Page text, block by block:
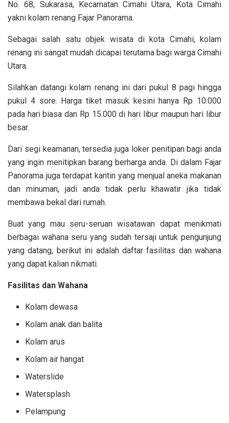
No. 68, Sukarasa, Kecamatan Cimahi Utara, Kota Cimahi
yakni kolam renang Fajar Panorama.
Sebagai salah satu objek wisata di kota Cimahi, kolam
renang ini sangat mudah dicapai terutama bagi warga Cimahi
Utara.
Silahkan datangi kolam renang ini daripukul 8 pagi hingga
pukul 4 sore. Harga tiket masuk kesini hanya Rp 10.000
pada hari biasa dan Rp 15.000 di hari libur maupun hari libur
besar.
Dari segi keamanan, tersedia juga loker penitipan bagi anda
yang ingin menitipkan barang berharga anda. Di dalam Fajar
Panorama juga terdapat kantin yang menjual aneka makanan
dan minuman, jadi anda tidak perlu khawatir jika tidak
membawa bekal dari rumah.
Buat yang mau seru-seruan wisatawan dapat menikmati
berbagai wahana seru yang sudah tersaji untuk pengunjung
yang datang, berikut ini adalah daftar fasilitas dan wahana
yang dapat kalian nikmati.
Fasilitas dan Wahana
Kolam dewasa
Kolam anak dan balita
Kolam arus
Kolam air hangat
Waterslide
Watersplash
Pelampung